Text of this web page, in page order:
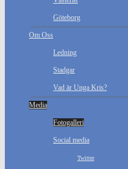
Göteborg
Om Oss
Ledning
Stadgar
Vad är Unga Kris?
Media
Fotogalleri
Social media
Twitter